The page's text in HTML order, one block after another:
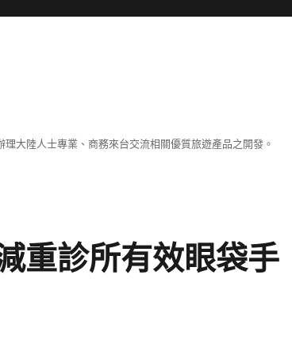
大陸人士專業、商務來台交流相關優質旅遊產品之開發。
重診所有效眼袋手